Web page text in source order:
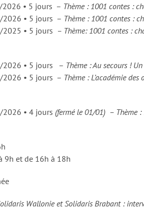
• 5 jours – Thème : 1001 contes :
• 5 jours – Thème : 1001 contes :
• 5 jours – Thème: 1001 contes :
2026 • 5 jours – Thème : Au secours !
• 5 jours – Thème : L’académie des
• 4 jours (fermé le 01/01) – Thème
9h et de 16h à 18h
Wallonie et Solidaris Brabant :